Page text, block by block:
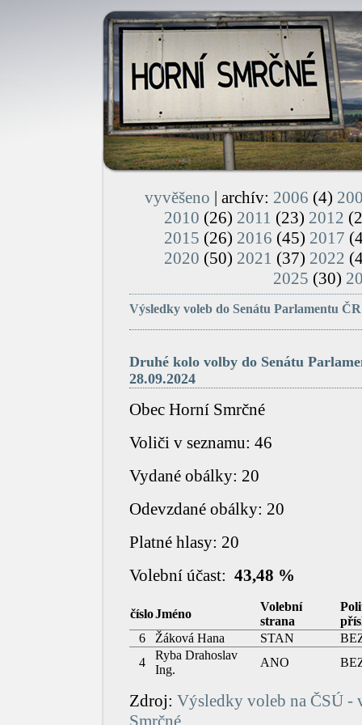
vyvěšeno | archív: 2006 (4)
2010 (26) 2011 (23) 2012
2015 (26) 2016 (45) 2017
2020 (50) 2021 (37) 2022
2025 (30)
Výsledky voleb do Senátu Parlamentu
Druhé kolo volby do Senátu
28.09.2024
Obec Horní Smrč­né
Voliči v seznamu: 46
Vydané obálky: 20
Odevzdané obálky: 20
Platné hlasy: 20
Volební účast: 43,48 %
čísloJméno
Volební
strana
6
Žáková Hana​ STAN​
4
Ryba Drahoslav
Ing.​
ANO​
Zdroj: Výsledky voleb na ČSÚ -